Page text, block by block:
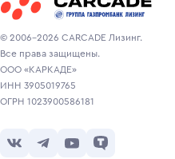
© 2006-2026 CARCADE Лизинг.
Все права защищены.
ООО «КАРКАДЕ»
ИНН 3905019765
ОГРН 1023900586181